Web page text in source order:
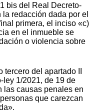
bis del Real Decreto-
la redacción dada por el
primera, el inciso «c)
en el inmueble se
o violencia sobre
del apartado II
ley 1/2021, de 19 de
las causas penales en
que carezcan